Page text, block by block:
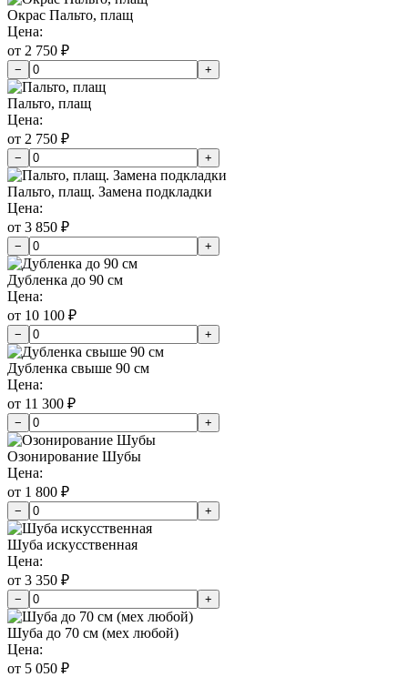
Окрас Пальто, плащ
Цена:
от 2 750 ₽
− +
Пальто, плащ
Цена:
от 2 750 ₽
− +
Пальто, плащ. Замена подкладки
Цена:
от 3 850 ₽
− +
Дубленка до 90 см
Цена:
от 10 100 ₽
− +
Дубленка свыше 90 см
Цена:
от 11 300 ₽
− +
Озонирование Шубы
Цена:
от 1 800 ₽
− +
Шуба искусственная
Цена:
от 3 350 ₽
− +
Шуба до 70 см (мех любой)
Цена:
от 5 050 ₽